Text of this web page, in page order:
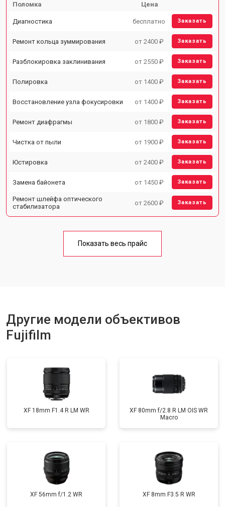
Поломка Цена
Диагностика бесплатно Заказать
Ремонт кольца зуммирования от 2400 ₽ Заказать
Разблокировка заклинивания от 2550 ₽ Заказать
Полировка от 1400 ₽ Заказать
Восстановление узла фокусировки от 1400 ₽ Заказать
Ремонт диафрагмы от 1800 ₽ Заказать
Чистка от пыли от 1900 ₽ Заказать
Юстировка от 2400 ₽ Заказать
Замена байонета от 1450 ₽ Заказать
Ремонт шлейфа оптического
стабилизатора
от 2600 ₽ Заказать
Показать весь прайс
Другие модели объективов
Fujifilm
XF 18mm F1.4 R LM WR
XF 80mm f/2.8 R LM OIS WR
Macro
XF 56mm f/1.2 WR XF 8mm F3.5 R WR